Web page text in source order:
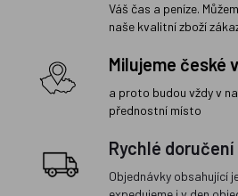
Váš čas a peníze.
naše kvalitní zboží
Milujeme české
a proto budou vždy v
přednostní místo
Rychlé doručení
Objednávky obsahující